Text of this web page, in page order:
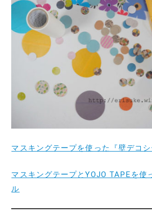
マスキングテープを使った『壁デコ
マスキングテープとYOJO TAPEを使
ル